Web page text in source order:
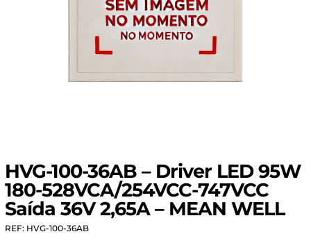
HVG-100-36AB – Driver LED 95W
180-528VCA/254VCC-747VCC
Saída 36V 2,65A – MEAN WELL
REF: HVG-100-36AB